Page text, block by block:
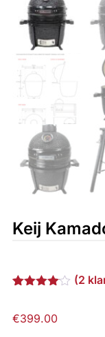
Keij
gebaseerd
(2
€399.00